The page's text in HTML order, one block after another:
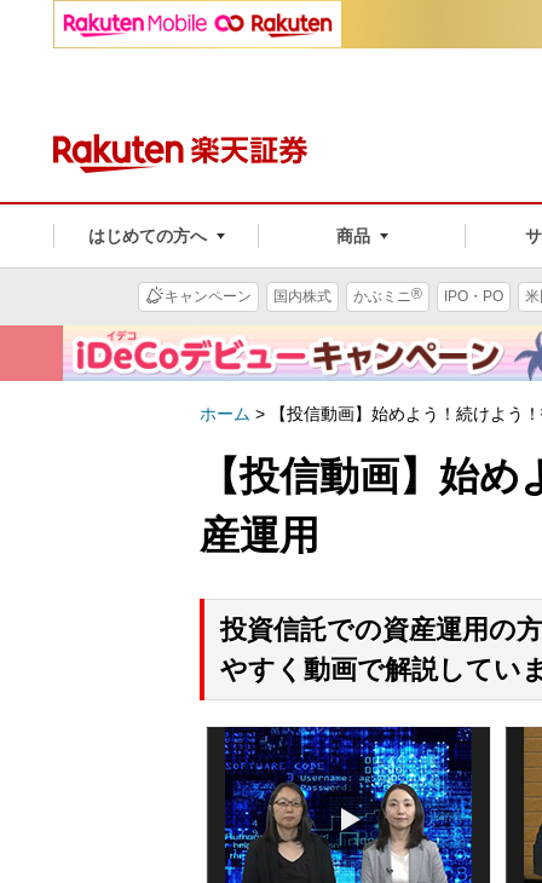
はじめての方へ 商品
キャンペーン 国内株式 かぶミニ® IPO・PO
ホーム > 【投信動画】始めよう！続けよう
【投信動画】始
産運用
投資信託での資産運用の
やすく動画で解説してい